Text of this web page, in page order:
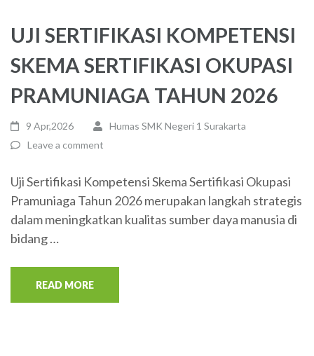
UJI SERTIFIKASI KOMPETENSI
SKEMA SERTIFIKASI OKUPASI
PRAMUNIAGA TAHUN 2026
9 Apr,2026
Humas SMK Negeri 1 Surakarta
Leave a comment
Uji Sertifikasi Kompetensi Skema Sertifikasi Okupasi
Pramuniaga Tahun 2026 merupakan langkah strategis
dalam meningkatkan kualitas sumber daya manusia di
bidang …
READ MORE